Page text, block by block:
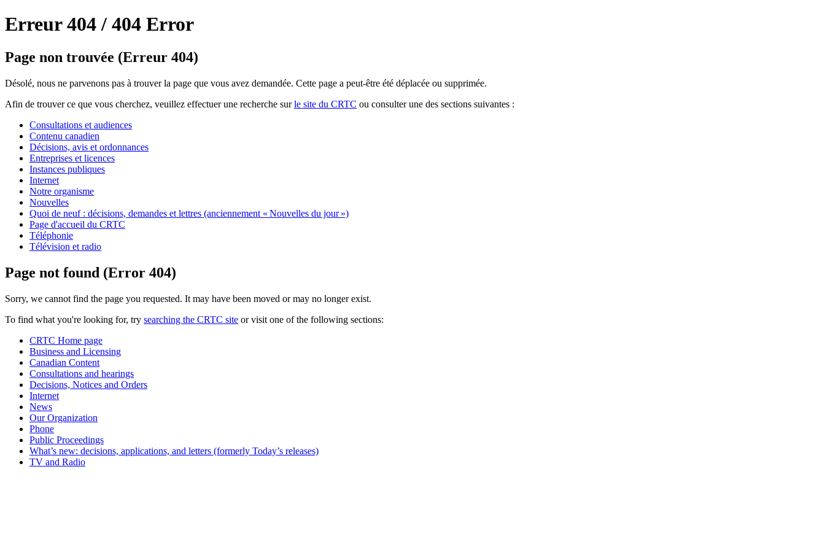
Erreur 404 / 404 Error
Page non trouvée (Erreur 404)
Désolé, nous ne parvenons pas à trouver la page que vous avez demandée. Cette page a peut-être été déplacée ou supprimée.
Afin de trouver ce que vous cherchez, veuillez effectuer une recherche surle site du CRTC ou consulter une des sections suivantes :
Consultations et audiences
Contenu canadien
Décisions, avis et ordonnances
Entreprises et licences
Instances publiques
Internet
Notre organisme
Nouvelles
Quoi de neuf : décisions, demandes et lettres (anciennement « Nouvelles du jour »)
Page d'accueil du CRTC
Téléphonie
Télévision et radio
Page not found (Error 404)
Sorry, we cannot find the page you requested. It may have been moved or may no longer exist.
To find what you're looking for, try searching the CRTC site or visit one of the following sections:
CRTC Home page
Business and Licensing
Canadian Content
Consultations and hearings
Decisions, Notices and Orders
Internet
News
Our Organization
Phone
Public Proceedings
What’s new: decisions, applications, and letters (formerly Today’s releases)
TV and Radio